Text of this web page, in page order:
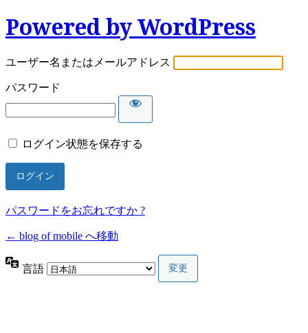
Powered by WordPress
ユーザー名またはメールアドレス
パスワード
ログイン状態を保存する
パスワードをお忘れですか ?
← blog of mobile へ移動
言語